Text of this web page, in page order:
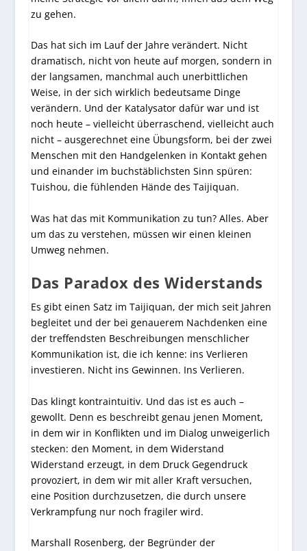
zu gehen.
Das hat sich im Lauf der Jahre verändert. Nicht
dramatisch, nicht von heute auf morgen, sondern in
der langsamen, manchmal auch unerbittlichen
Weise, in der sich wirklich bedeutsame Dinge
verändern. Und der Katalysator dafür war und ist
noch heute – vielleicht überraschend, vielleicht auch
nicht – ausgerechnet eine Übungsform, bei der zwei
Menschen mit den Handgelenken in Kontakt gehen
und einander im buchstäblichsten Sinn spüren:
Tuishou, die fühlenden Hände des Taijiquan.
Was hat das mit Kommunikation zu tun? Alles. Aber
um das zu verstehen, müssen wir einen kleinen
Umweg nehmen.
Das Paradox des Widerstands
Es gibt einen Satz im Taijiquan, der mich seit Jahren
begleitet und der bei genauerem Nachdenken eine
der treffendsten Beschreibungen menschlicher
Kommunikation ist, die ich kenne: ins Verlieren
investieren. Nicht ins Gewinnen. Ins Verlieren.
Das klingt kontraintuitiv. Und das ist es auch –
gewollt. Denn es beschreibt genau jenen Moment,
in dem wir in Konflikten und im Dialog unweigerlich
stecken: den Moment, in dem Widerstand
Widerstand erzeugt, in dem Druck Gegendruck
provoziert, in dem wir mit aller Kraft versuchen,
eine Position durchzusetzen, die durch unsere
Verkrampfung nur noch fragiler wird.
Marshall Rosenberg, der Begründer der